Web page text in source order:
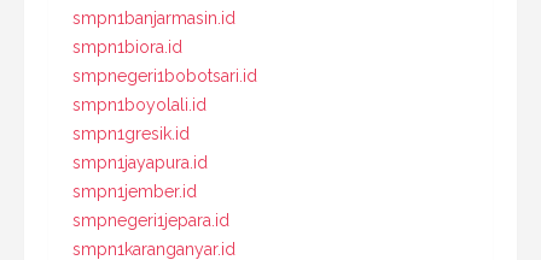
smpn1banjarmasin.id
smpn1biora.id
smpnegeri1bobotsari.id
smpn1boyolali.id
smpn1gresik.id
smpn1jayapura.id
smpn1jember.id
smpnegeri1jepara.id
smpn1karanganyar.id